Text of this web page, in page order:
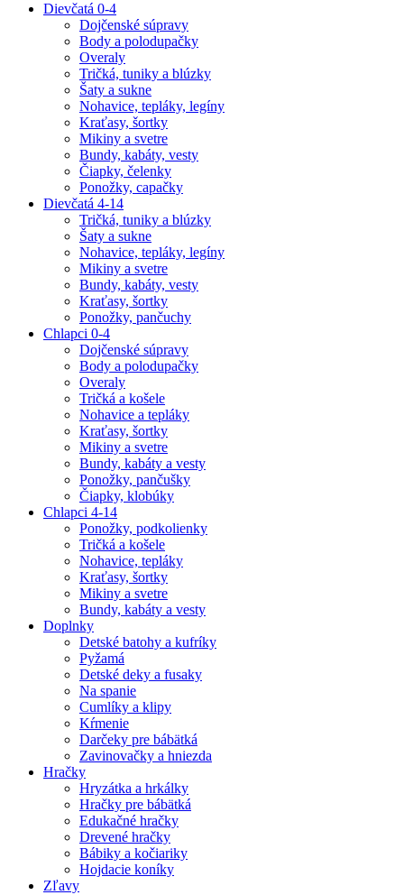
Dievčatá 0-4
Dojčenské súpravy
Body a polodupačky
Overaly
Tričká, tuniky a blúzky
Šaty a sukne
Nohavice, tepláky, legíny
Kraťasy, šortky
Mikiny a svetre
Bundy, kabáty, vesty
Čiapky, čelenky
Ponožky, capačky
Dievčatá 4-14
Tričká, tuniky a blúzky
Šaty a sukne
Nohavice, tepláky, legíny
Mikiny a svetre
Bundy, kabáty, vesty
Kraťasy, šortky
Ponožky, pančuchy
Chlapci 0-4
Dojčenské súpravy
Body a polodupačky
Overaly
Tričká a košele
Nohavice a tepláky
Kraťasy, šortky
Mikiny a svetre
Bundy, kabáty a vesty
Ponožky, pančušky
Čiapky, klobúky
Chlapci 4-14
Ponožky, podkolienky
Tričká a košele
Nohavice, tepláky
Kraťasy, šortky
Mikiny a svetre
Bundy, kabáty a vesty
Doplnky
Detské batohy a kufríky
Pyžamá
Detské deky a fusaky
Na spanie
Cumlíky a klipy
Kŕmenie
Darčeky pre bábätká
Zavinovačky a hniezda
Hračky
Hryzátka a hrkálky
Hračky pre bábätká
Edukačné hračky
Drevené hračky
Bábiky a kočiariky
Hojdacie koníky
Zľavy